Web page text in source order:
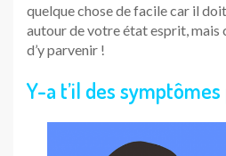
quelque chose de facile car il
autour de votre état esprit, mais
d’y parvenir !
Y-a t’il des